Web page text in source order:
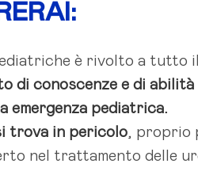
è rivolto a tutto
di conoscenze e di
emergenza pediatrica.
trova in pericolo, proprio
nel trattamento delle